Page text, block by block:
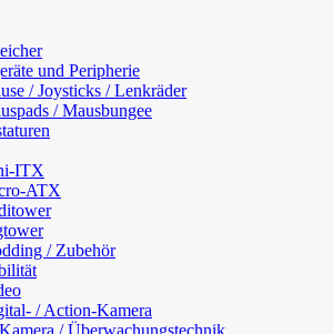
und Peripherie
/ Joysticks / Lenkräder
/ Mausbungee
ITX
ATX
/ Zubehör
/ Action-Kamera
/ Überwachungstechnik